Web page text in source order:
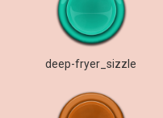
deep-fryer_sizzle